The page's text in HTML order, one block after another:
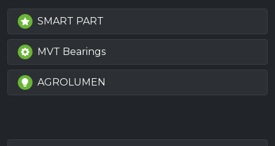
SMART PART
MVT Bearings
AGROLUMEN